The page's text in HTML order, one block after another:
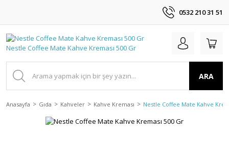
0532 210 31 51
ARA
Anasayfa Gıda Kahveler Kahve Kreması Nestle Coffee Mate Kahve